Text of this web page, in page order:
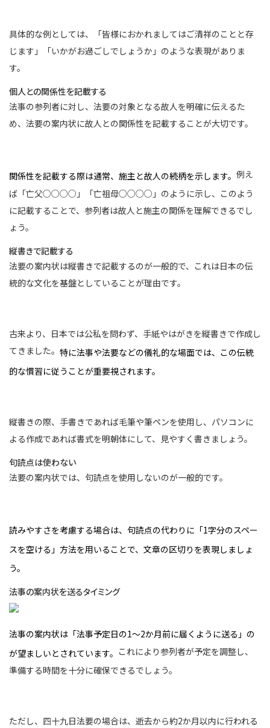
具体的な例としては、「皆様におかれましてはご清祥のことと存
じます」「いかがお過ごしでしょうか」のような表現がありま
す。
個人との関係性を記載する
法事の参列者に対し、法要の対象となる故人を明確に伝えるた
め、法要の案内状に故人との関係性を記載することが大切です。
関係性を記載する際は通常、施主と故人の続柄を示します。 例え
ば「亡父○○○○」「亡祖母○○○○」のように示し、このよう
に記載することで、参列者は故人と施主の関係を理解できるでし
ょう。
縦書きで記載する
法要の案内状は縦書きで記載するのが一般的で、これは日本の伝
統的な文化を基盤としていることが理由です。
古来より、日本では公私を問わず、手紙やはがきを縦書きで作成し
てきました。 特に法事や法要などの儀礼的な場面では、この伝統
的な慣習に従うことが重要視されます。
縦書きの際、手書きであれば毛筆や筆ペンを使用し、パソコンに
よる作成であれば書式を明朝体にして、見やすく書きましょう。
句読点は使わない
法要の案内状では、句読点を使用しないのが一般的です。
読みやすさを考慮する場合は、句読点の代わりに「1字分のスペー
スを空ける」方法を用いることで、文章の区切りを表現しましょ
う。
法事の案内状を送るタイミング
法事の案内状は「法事予定日の1～2か月前に届くように送る」の
が望ましいとされています。 これにより参列者が予定を調整し、
準備する時間を十分に確保できるでしょう。
ただし、四十九日法要の場合は、逝去から約2か月以内に行われる